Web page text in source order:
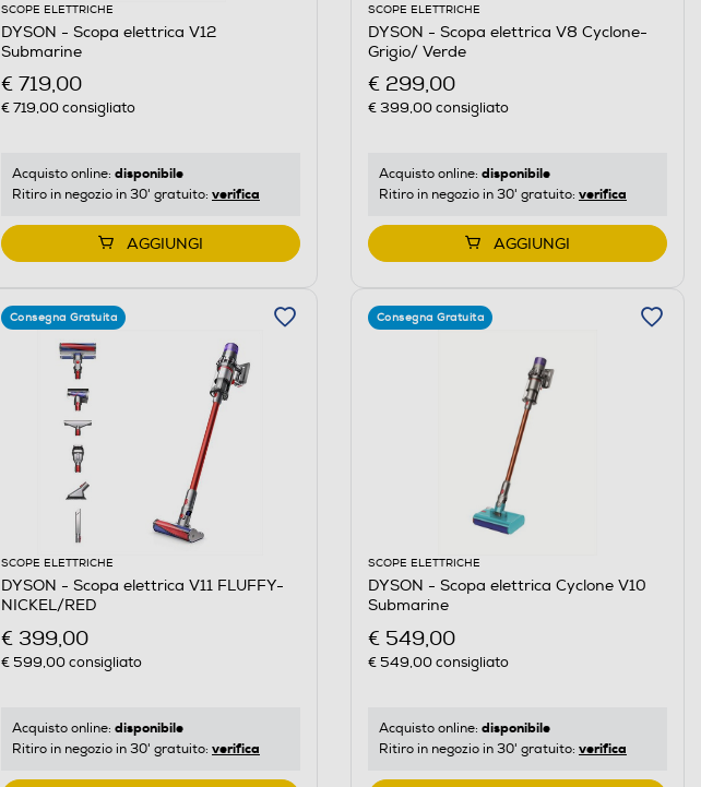
SCOPE ELETTRICHE
DYSON - Scopa elettrica V12
Submarine
€ 719,00
€ 719,00consigliato
Acquisto online: disponibile
Ritiro in negozio in 30' gratuito: verifica
AGGIUNGI
SCOPE ELETTRICHE
DYSON - Scopa elettrica V8 Cyclone-
Grigio/ Verde
€ 299,00
€ 399,00consigliato
Acquisto online: disponibile
Ritiro in negozio in 30' gratuito: verifica
AGGIUNGI
Consegna Gratuita
SCOPE ELETTRICHE
DYSON - Scopa elettrica V11 FLUFFY-
NICKEL/RED
€ 399,00
€ 599,00consigliato
Acquisto online: disponibile
Ritiro in negozio in 30' gratuito: verifica
Consegna Gratuita
SCOPE ELETTRICHE
DYSON - Scopa elettrica Cyclone V10
Submarine
€ 549,00
€ 549,00consigliato
Acquisto online: disponibile
Ritiro in negozio in 30' gratuito: verifica